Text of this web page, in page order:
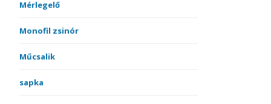
Mérlegelő
Monofil zsinór
Műcsalik
sapka